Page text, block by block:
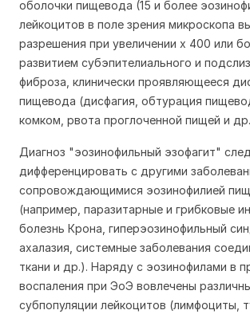
оболочки пищевода (15 и более
лейкоцитов в поле зрения микроскопа
разрешения при увеличении х 400 или
развитием субэпителиального и
фиброза, клинически проявляющееся
пищевода (дисфагия, обтурация
комком, рвота проглоченной пищей и
Диагноз "эозинофильный эзофагит"
дифференцировать с другими
сопровождающимися эозинофилией
(например, паразитарные и грибковые
болезнь Крона, гиперэозинофильный
ахалазия, системные заболевания
ткани и др.). Наряду с эозинофилами в
воспаления при ЭоЭ вовлечены
субпопуляции лейкоцитов (лимфоциты,